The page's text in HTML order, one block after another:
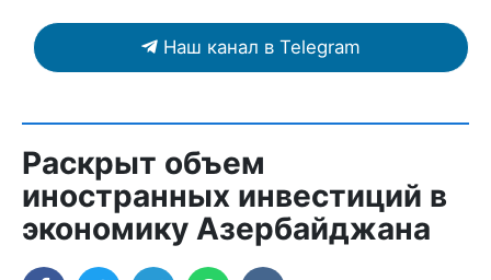
Наш канал в Telegram
Раскрыт объем
иностранных инвестиций в
экономику Азербайджана